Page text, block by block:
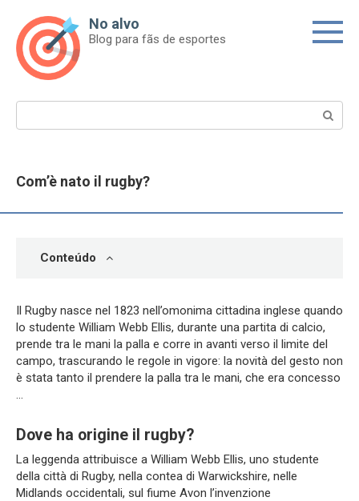
content
No alvo
Blog para fãs de esportes
Com’è nato il rugby?
Conteúdo
Il Rugby nasce nel 1823 nell’omonima cittadina inglese quando
lo studente William Webb Ellis, durante una partita di calcio,
prende tra le mani la palla e corre in avanti verso il limite del
campo, trascurando le regole in vigore: la novità del gesto non
è stata tanto il prendere la palla tra le mani, che era concesso
…
Dove ha origine il rugby?
La leggenda attribuisce a William Webb Ellis, uno studente
della città di Rugby, nella contea di Warwickshire, nelle
Midlands occidentali, sul fiume Avon l’invenzione